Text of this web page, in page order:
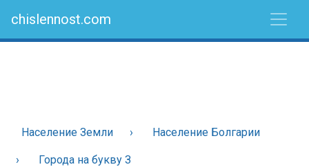
chislennost.com
Население Земли Население Болгарии
Города на букву З